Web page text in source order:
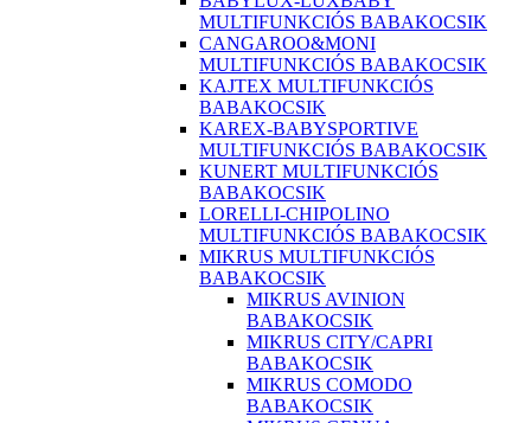
MULTIFUNKCIÓS BABAKOCSIK
CANGAROO&MONI
MULTIFUNKCIÓS BABAKOCSIK
KAJTEX MULTIFUNKCIÓS
BABAKOCSIK
KAREX-BABYSPORTIVE
MULTIFUNKCIÓS BABAKOCSIK
KUNERT MULTIFUNKCIÓS
BABAKOCSIK
LORELLI-CHIPOLINO
MULTIFUNKCIÓS BABAKOCSIK
MIKRUS MULTIFUNKCIÓS
BABAKOCSIK
MIKRUS AVINION
BABAKOCSIK
MIKRUS CITY/CAPRI
BABAKOCSIK
MIKRUS COMODO
BABAKOCSIK